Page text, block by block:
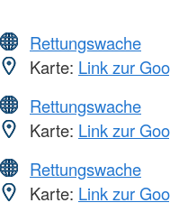
Rettungswache
Karte: Link zur
Rettungswache
Karte: Link zur
Rettungswache
Karte: Link zur